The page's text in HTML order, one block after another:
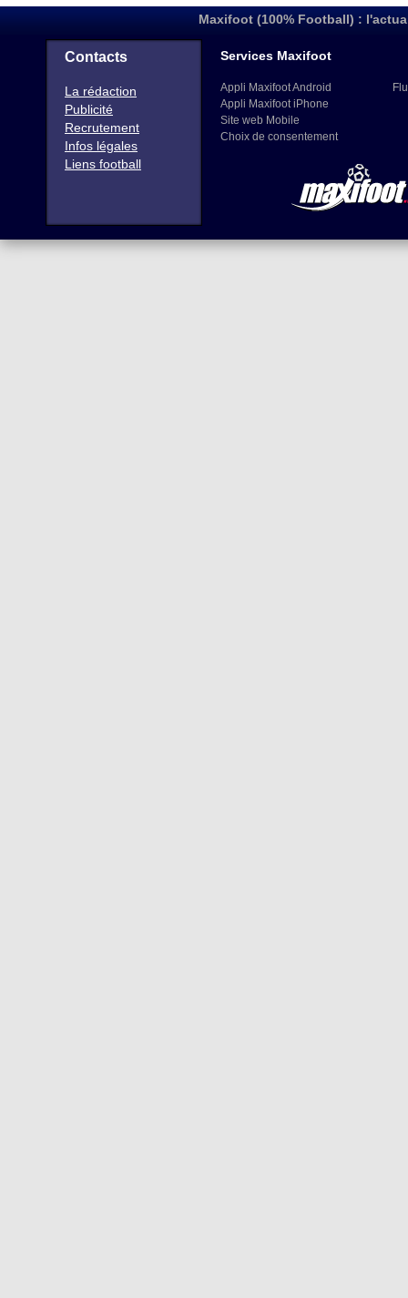
Maxifoot (100% Football) :
Contacts
La rédaction
Publicité
Recrutement
Infos légales
Liens football
Services Maxifoot
Appli Maxifoot Android
Appli Maxifoot iPhone
Site web Mobile
Choix de consentement